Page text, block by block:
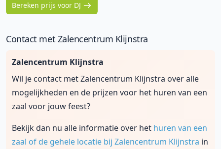
Bereken prijs voor DJ
Contact met Zalencentrum Klijnstra
Zalencentrum Klijnstra
Wil je contact met Zalencentrum Klijnstra over alle
mogelijkheden en de prijzen voor het huren van een
zaal voor jouw feest?
Bekijk dan nu alle informatie over het huren van een
zaal of de gehele locatie bij Zalencentrum Klijnstra in